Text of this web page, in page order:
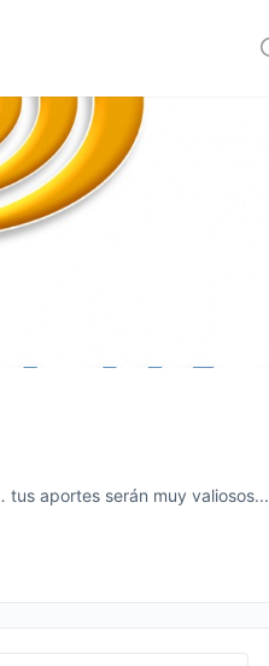
tus aportes serán muy valiosos...